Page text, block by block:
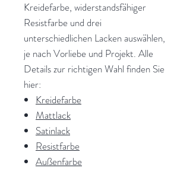
Kreidefarbe, widerstandsfähiger
Resistfarbe und drei
unterschiedlichen Lacken auswählen,
je nach Vorliebe und Projekt. Alle
Details zur richtigen Wahl finden Sie
hier:
Kreidefarbe
Mattlack
Satinlack
Resistfarbe
Außenfarbe